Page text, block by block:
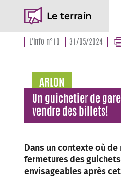
Le terrain
L'info n°10 31/05/2024
ARLON
Un guichetier de
vendre des billets!
Dans un contexte où de
fermetures des guichets
envisageables après